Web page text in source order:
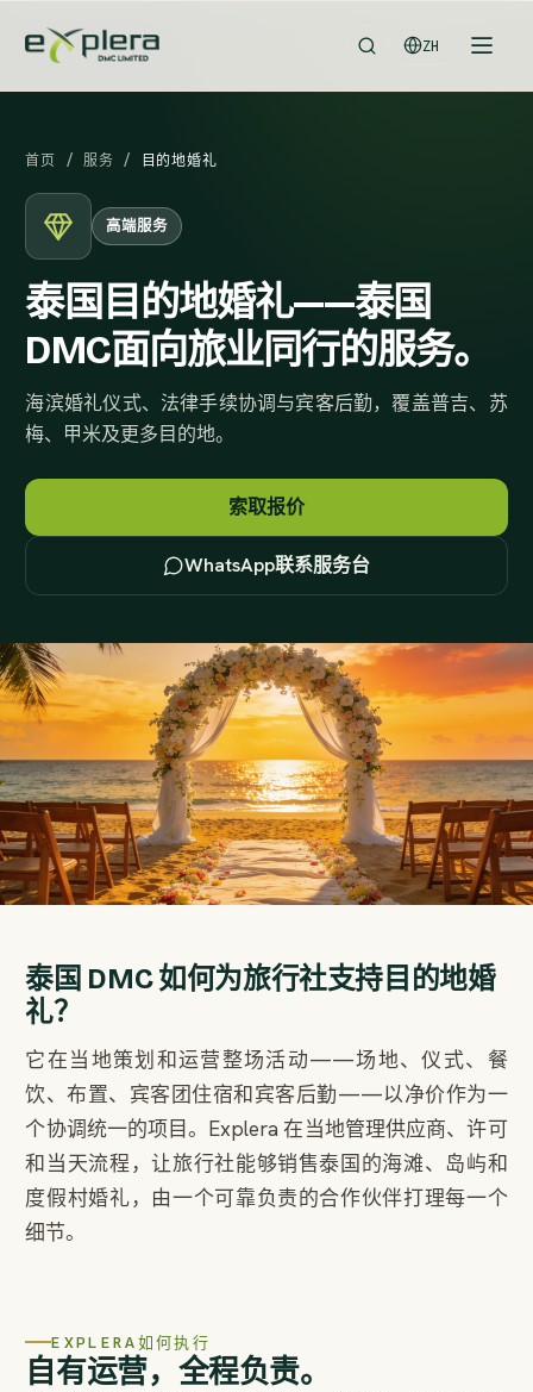
ZH
首页 / 服务 / 目的地婚礼
高端服务
泰国目的地婚礼——泰国
DMC面向旅业同行的服务。
海滨婚礼仪式、法律手续协调与宾客后勤，覆盖普吉、苏
梅、甲米及更多目的地。
索取报价
WhatsApp联系服务台
泰国 DMC 如何为旅行社支持目的地婚
礼？
它在当地策划和运营整场活动——场地、仪式、餐
饮、布置、宾客团住宿和宾客后勤——以净价作为一
个协调统一的项目。Explera 在当地管理供应商、许可
和当天流程，让旅行社能够销售泰国的海滩、岛屿和
度假村婚礼，由一个可靠负责的合作伙伴打理每一个
细节。
EXPLERA如何执行
自有运营，全程负责。